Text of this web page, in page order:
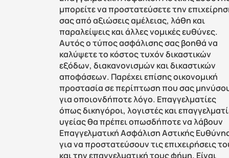
μπορείτε να προστατεύσετε την
σας από αξιώσεις αμέλειας, λάθη και
παραλείψεις και άλλες νομικές ευθύνες.
Αυτός ο τύπος ασφάλισης σας βοηθά να
καλύψετε το κόστος τυχόν δικαστικών
εξόδων, διακανονισμών και δικαστικών
αποφάσεων. Παρέχει επίσης οικονομική
προστασία σε περίπτωση που σας
για οποιονδήποτε λόγο. Επαγγελματίες
όπως δικηγόροι, λογιστές και
υγείας θα πρέπει οπωσδήποτε να λάβουν
Επαγγελματική Ασφάλιση Αστικής
για να προστατεύσουν τις επιχειρήσεις
και την επαγγελματική τους φήμη. Είναι